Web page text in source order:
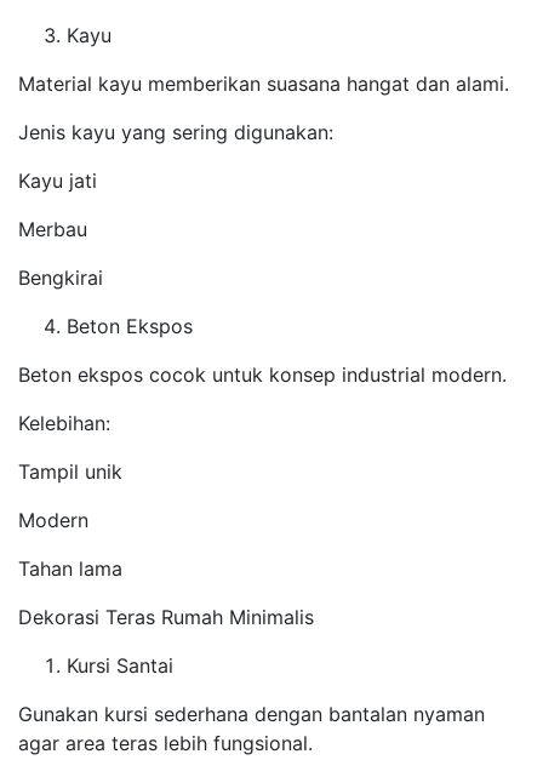
Kayu
Material kayu memberikan suasana hangat dan alami.
Jenis kayu yang sering digunakan:
Kayu jati
Merbau
Bengkirai
Beton Ekspos
Beton ekspos cocok untuk konsep industrial modern.
Kelebihan:
Tampil unik
Modern
Tahan lama
Dekorasi Teras Rumah Minimalis
Kursi Santai
Gunakan kursi sederhana dengan bantalan nyaman
agar area teras lebih fungsional.